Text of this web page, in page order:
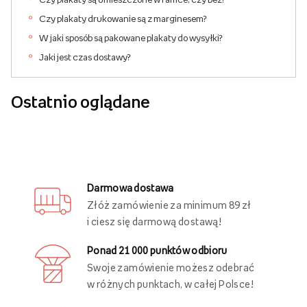
Czy plakaty drukowanie są z marginesem?
W jaki sposób są pakowane plakaty do wysyłki?
Jaki jest czas dostawy?
Ostatnio oglądane
Darmowa dostawa
Złóż zamówienie za minimum 89 zł
i ciesz się darmową dostawą!
Ponad 21 000 punktów odbioru
Swoje zamówienie możesz odebrać
w różnych punktach, w całej Polsce!